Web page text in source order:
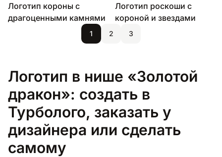
Логотип короны с
драгоценными камнями
Логотип роскоши с
короной и звездами
1 2 3
Логотип в нише «Золотой
дракон»: создать в
Турболого, заказать у
дизайнера или сделать
самому